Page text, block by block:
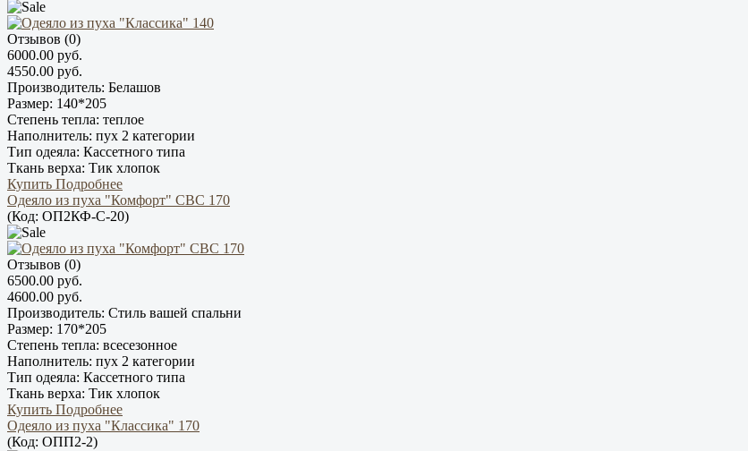
Отзывов (0)
6000.00 руб.
4550.00 руб.
Производитель: Белашов
Размер: 140*205
Степень тепла: теплое
Наполнитель: пух 2 категории
Тип одеяла: Кассетного типа
Ткань верха: Тик хлопок
Купить Подробнее
Одеяло из пуха "Комфорт" СВС 170
(Код: ОП2КФ-С-20)
Отзывов (0)
6500.00 руб.
4600.00 руб.
Производитель: Стиль вашей спальни
Размер: 170*205
Степень тепла: всесезонное
Наполнитель: пух 2 категории
Тип одеяла: Кассетного типа
Ткань верха: Тик хлопок
Купить Подробнее
Одеяло из пуха "Классика" 170
(Код: ОПП2-2)